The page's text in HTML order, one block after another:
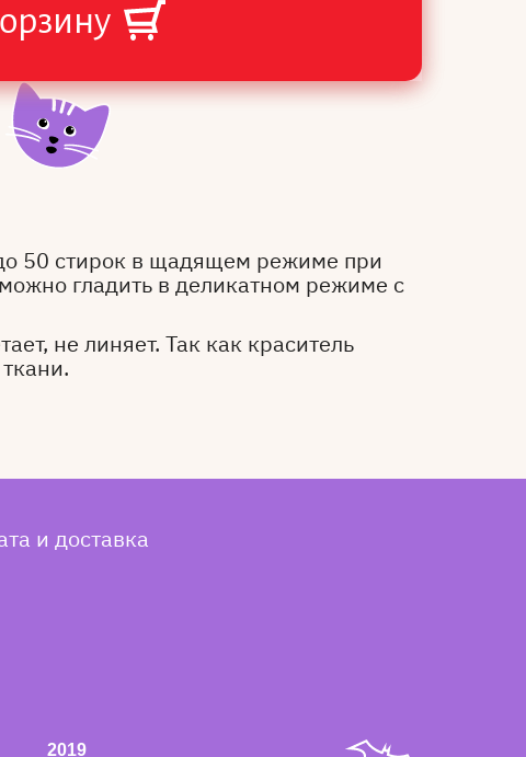
50 стирок в щадящем режиме при
гладить в деликатном режиме с
не линяет. Так как краситель
и доставка